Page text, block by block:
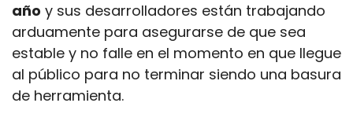
año y sus desarrolladores están trabajando
arduamente para asegurarse de que sea
estable y no falle en el momento en que llegue
al público para no terminar siendo una basura
de herramienta.